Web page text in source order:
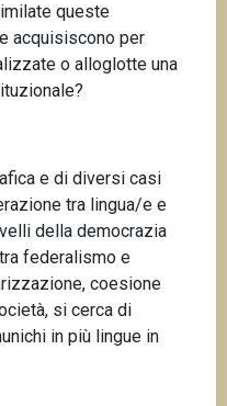
queste
acquisiscono per
o alloglotte una
e di diversi casi
tra lingua/e e
della democrazia
federalismo e
coesione
si cerca di
in più lingue in